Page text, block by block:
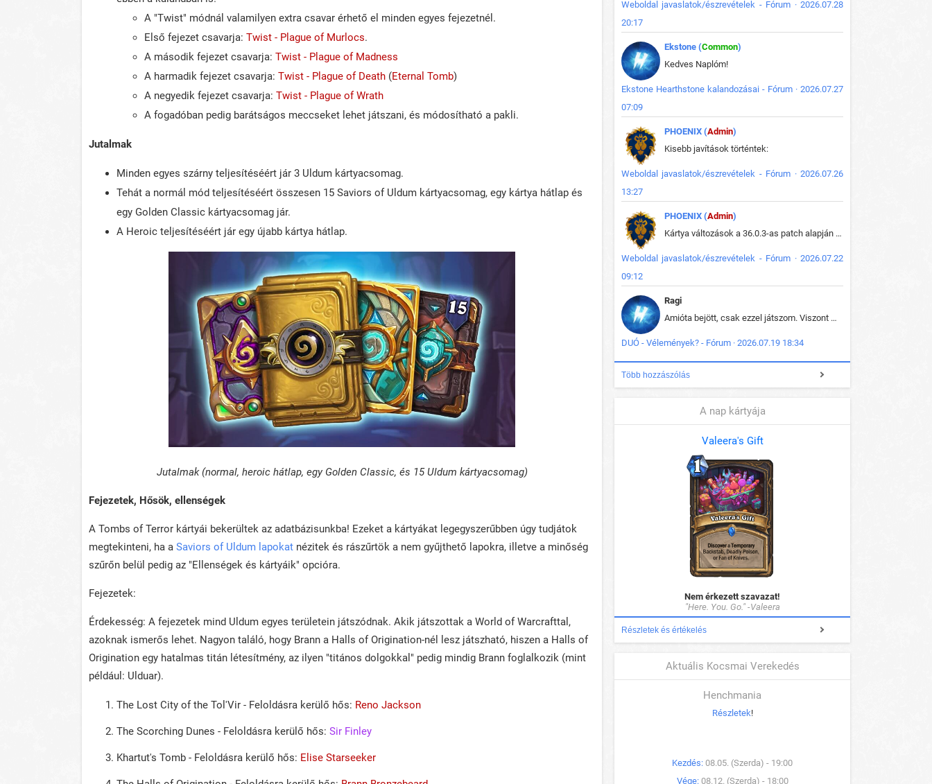
A "Twist" módnál valamilyen extra csavar érhető el minden egyes fejezetnél.
Első fejezet csavarja: Twist - Plague of Murlocs.
A második fejezet csavarja: Twist - Plague of Madness
A harmadik fejezet csavarja: Twist - Plague of Death (Eternal Tomb)
A negyedik fejezet csavarja: Twist - Plague of Wrath
A fogadóban pedig barátságos meccseket lehet játszani, és módosítható a pakli.
Jutalmak
Minden egyes szárny teljesítéséért jár 3 Uldum kártyacsomag.
Tehát a normál mód teljesítéséért összesen 15 Saviors of Uldum kártyacsomag, egy kártya hátlap és
egy Golden Classic kártyacsomag jár.
A Heroic teljesítéséért jár egy újabb kártya hátlap.
Jutalmak (normal, heroic hátlap, egy Golden Classic, és 15 Uldum kártyacsomag)
Fejezetek, Hősök, ellenségek
A Tombs of Terror kártyái bekerültek az adatbázisunkba! Ezeket a kártyákat legegyszerűbben úgy tudjátok
megtekinteni, ha a Saviors of Uldum lapokat nézitek és rászűrtök a nem gyűjthető lapokra, illetve a minőség
szűrőn belül pedig az "Ellenségek és kártyáik" opcióra.
Fejezetek:
Érdekesség: A fejezetek mind Uldum egyes területein játszódnak. Akik játszottak a World of Warcrafttal,
azoknak ismerős lehet. Nagyon találó, hogy Brann a Halls of Origination-nél lesz játszható, hiszen a Halls of
Origination egy hatalmas titán létesítmény, az ilyen "titános dolgokkal" pedig mindig Brann foglalkozik (mint
például: Ulduar).
The Lost City of the Tol'Vir - Feloldásra kerülő hős: Reno Jackson
The Scorching Dunes - Feloldásra kerülő hős: Sir Finley
Khartut's Tomb - Feloldásra kerülő hős: Elise Starseeker
Weboldal javaslatok/észrevételek - Fórum · 2026.07.28
20:17
Ekstone (Common)
Kedves Naplóm!
Ekstone Hearthstone kalandozásai - Fórum · 2026.07.27
07:09
PHOENIX (Admin)
Kisebb javítások történtek:
Weboldal javaslatok/észrevételek - Fórum · 2026.07.26
13:27
PHOENIX (Admin)
Kártya változások a 36.0.3-as patch alapján frissítve az adatbázisban (képek is cserélve).
Weboldal javaslatok/észrevételek - Fórum · 2026.07.22
09:12
Ragi
Amióta bejött, csak ezzel játszom. Viszont mint minden más - akár az alapjáték is, ez is baromira összetett lett. Néha már pár kör után is esélytelen az egész. Vagy irreállisan túltápol valaki, vagy lelép a partner, vagy csak hülye mint a segg. És amikor eljönne az én időm, na akkor jön el mindenki másé is. Engem jobban érdekelne, hogy ki milyen ratingen szokott játszani. Na ez lenne egy érdekes adat.
DUÓ - Vélemények? - Fórum · 2026.07.19 18:34
Több hozzászólás
A nap kártyája
Valeera's Gift
Nem érkezett szavazat!
"Here. You. Go." -Valeera
Részletek és értékelés
Aktuális Kocsmai Verekedés
Henchmania
Részletek!
Kezdés: 08.05. (Szerda) - 19:00
Vége: 08.12. (Szerda) - 18:00